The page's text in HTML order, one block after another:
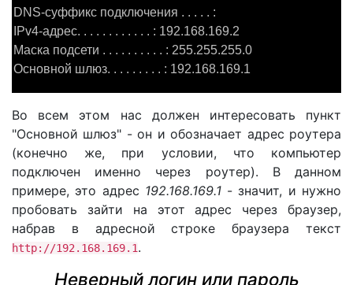
DNS-суффикс подключения . . . . . :
IPv4-адрес. . . . . . . . . . . . : 192.168.169.2
Маска подсети . . . . . . . . . . : 255.255.255.0
Основной шлюз. . . . . . . . . : 192.168.169.1
Во всем этом нас должен интересовать пункт
"Основной шлюз" - он и обозначает адрес роутера
(конечно же, при условии, что компьютер
подключен именно через роутер). В данном
примере, это адрес 192.168.169.1- значит, и нужно
пробовать зайти на этот адрес через браузер,
набрав в адресной строке браузера текст
http://192.168.169.1.
Неверный логин или пароль